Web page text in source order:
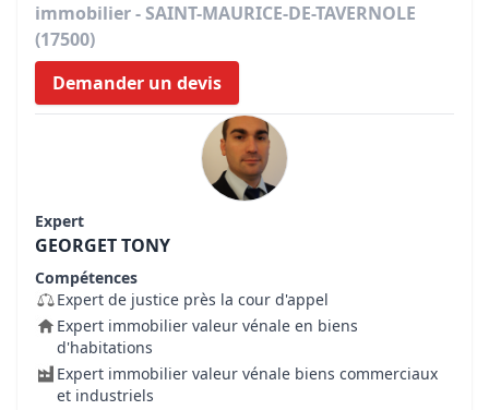
immobilier - SAINT-MAURICE-DE-TAVERNOLE
(17500)
Demander un devis
Expert
GEORGET TONY
Compétences
Expert de justice près la cour d'appel
Expert immobilier valeur vénale en biens
d'habitations
Expert immobilier valeur vénale biens commerciaux
et industriels